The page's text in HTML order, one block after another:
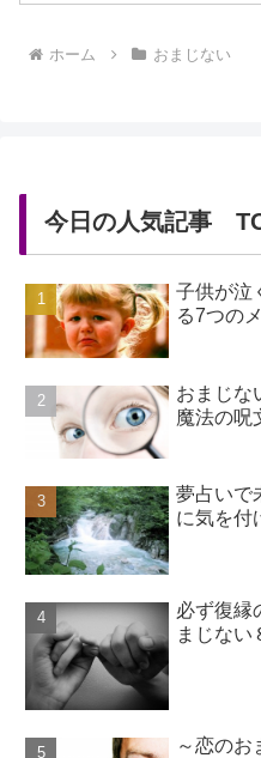
ホーム おまじない
今日の人気記事
子供が泣
る7つの
おまじな
魔法の呪
夢占いで
に気を付
必ず復縁
まじない
～恋のお